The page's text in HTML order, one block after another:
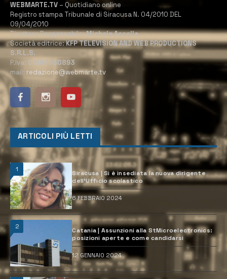
WEBMARTE.TV – Quotidiano online
Registro stampa Tribunale di Siracusa N. 04/2010 DEL
09/04/2010
Direttore Responsabile:Michele Accolla
Società editrice:KFP TELEVISION AND WEB PRODUCTIONS
S.R.L.S.
P.Iva: 02184950893
mail: redazione@webmarte.tv
ARTICOLI PIÙ LETTI
1
Siracusa | Si è insediata la nuova dirigente
dell’Ufficio scolastico
6 FEBBRAIO 2024
2
Catania | Assunzioni alla StMicroelectronics:
posizioni aperte e come candidarsi
12 GENNAIO 2024